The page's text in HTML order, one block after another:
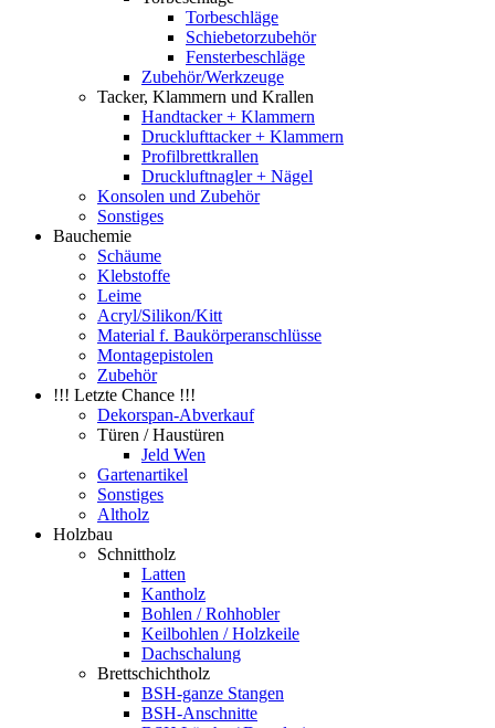
Torbeschläge
Schiebetorzubehör
Fensterbeschläge
Zubehör/Werkzeuge
Tacker, Klammern und Krallen
Handtacker + Klammern
Drucklufttacker + Klammern
Profilbrettkrallen
Druckluftnagler + Nägel
Konsolen und Zubehör
Sonstiges
Bauchemie
Schäume
Klebstoffe
Leime
Acryl/Silikon/Kitt
Material f. Baukörperanschlüsse
Montagepistolen
Zubehör
!!! Letzte Chance !!!
Dekorspan-Abverkauf
Türen / Haustüren
Jeld Wen
Gartenartikel
Sonstiges
Altholz
Holzbau
Schnittholz
Latten
Kantholz
Bohlen / Rohhobler
Keilbohlen / Holzkeile
Dachschalung
Brettschichtholz
BSH-ganze Stangen
BSH-Anschnitte